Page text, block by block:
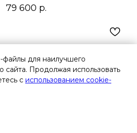
79 600 р.
для наилучшего
сайта. Продолжая использовать
с использованием cookie-